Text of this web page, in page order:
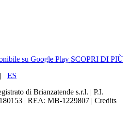
SCOPRI DI PIÙ
ES
di Brianzatende s.r.l. | P.I.
| REA: MB-1229807 | Credits